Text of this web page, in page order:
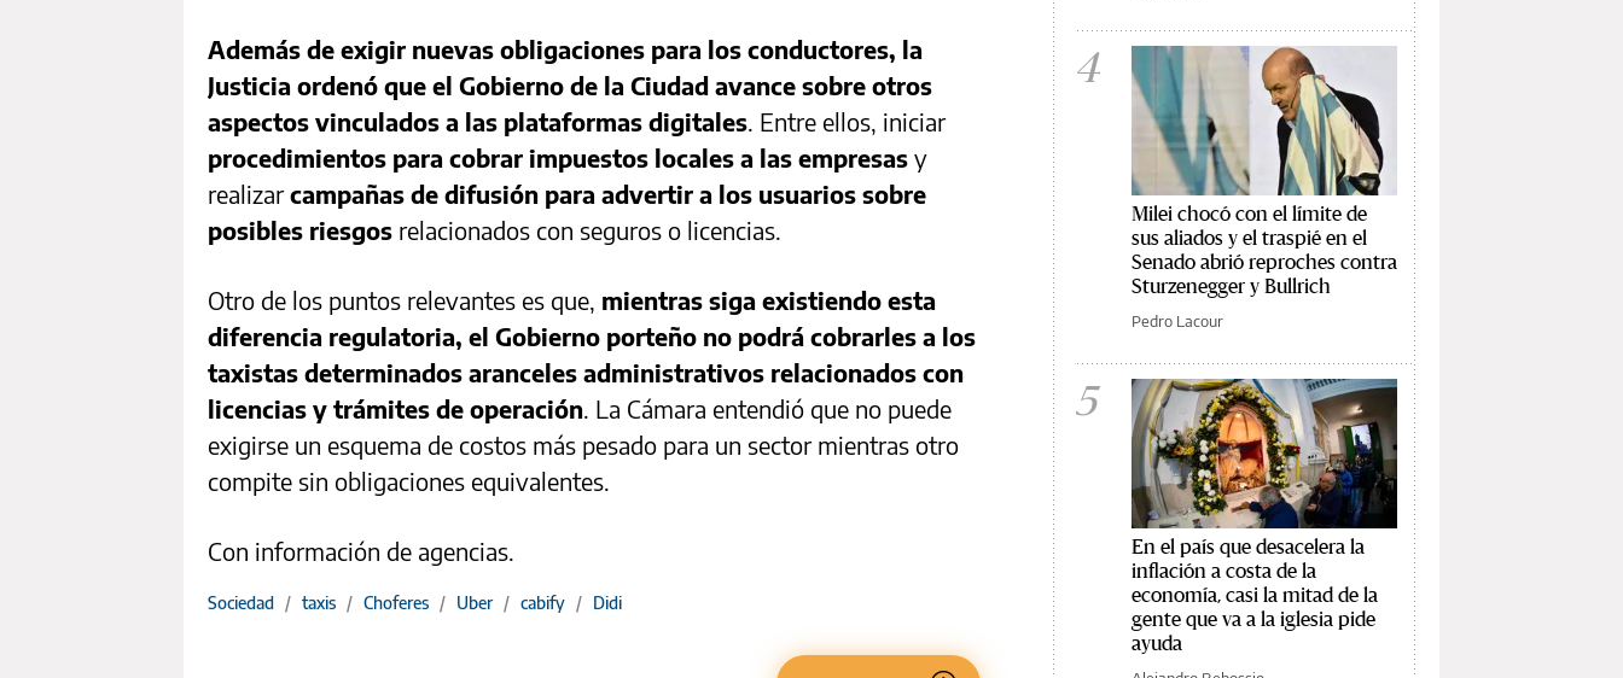
Además de exigir nuevas obligaciones para los conductores, la
Justicia ordenó que el Gobierno de la Ciudad avance sobre otros
aspectos vinculados a las plataformas digitales. Entre ellos, iniciar
procedimientos para cobrar impuestos locales a las empresas y
realizarcampañas de difusión para advertir a los usuarios sobre
posibles riesgos relacionados con seguros o licencias.
Otro de los puntos relevantes es que, mientras siga existiendo esta
diferencia regulatoria, el Gobierno porteño no podrá cobrarles a los
taxistas determinados aranceles administrativos relacionados con
licencias y trámites de operación. La Cámara entendió que no puede
exigirse un esquema de costos más pesado para un sector mientras otro
compite sin obligaciones equivalentes.
Con información de agencias.
Sociedad / taxis / Choferes / Uber / cabify / Didi
4
Milei chocó con el límite de
sus aliados y el traspié en el
Senado abrió reproches contra
Sturzenegger y Bullrich
Pedro Lacour
5
En el país que desacelera la
inflación a costa de la
economía, casi la mitad de la
gente que va a la iglesia pide
ayuda